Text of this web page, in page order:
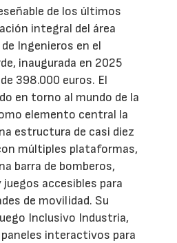
de los últimos
integral del área
Ingenieros en el
inaugurada en 2025
398.000 euros. El
en torno al mundo de la
elemento central la
estructura de casi diez
múltiples plataformas,
barra de bomberos,
juegos accesibles para
de movilidad. Su
Inclusivo Industria,
interactivos para